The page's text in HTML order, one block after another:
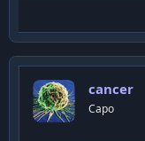
cancer
Capo